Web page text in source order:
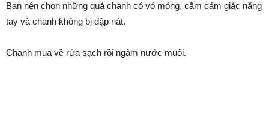
Bạn nên chọn những quả chanh có vỏ mỏng, cầm cảm giác nặng
tay và chanh không bị dập nát.
Chanh mua về rửa sạch rồi ngâm nước muối.